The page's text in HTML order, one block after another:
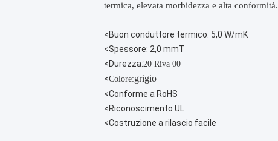
termica, elevata morbidezza e alta
<Buon conduttore termico: 5,0 W/mK
<Spessore: 2,0 mmT
<Durezza:20 Riva 00
<Colore:grigio
<Conforme a RoHS
<Riconoscimento UL
<Costruzione a rilascio facile